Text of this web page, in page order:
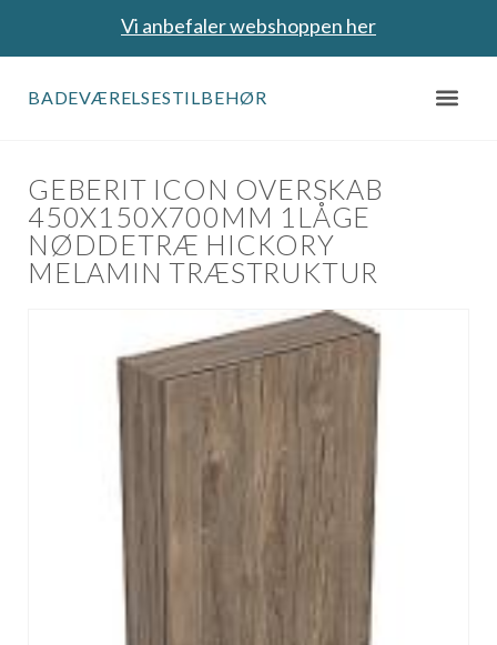
Vi anbefaler webshoppen her
BADEVÆRELSESTILBEHØR
GEBERIT ICON OVERSKAB
450X150X700MM 1LÅGE
NØDDETRÆ HICKORY
MELAMIN TRÆSTRUKTUR